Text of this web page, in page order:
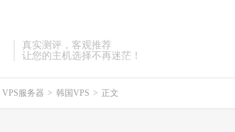
真实测评，客观推荐
让您的主机选择不再迷茫！
VPS服务器 > 韩国VPS > 正文